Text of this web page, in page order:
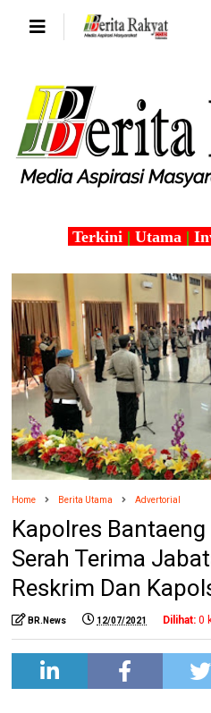
Terkini | Utama |
Home Berita Utama Advertorial
Kapolres
Serah Terima
Reskrim Dan
BR.News 12/07/2021 Dilihat: 0